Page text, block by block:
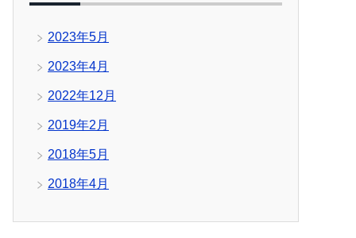
2023年5月
2023年4月
2022年12月
2019年2月
2018年5月
2018年4月